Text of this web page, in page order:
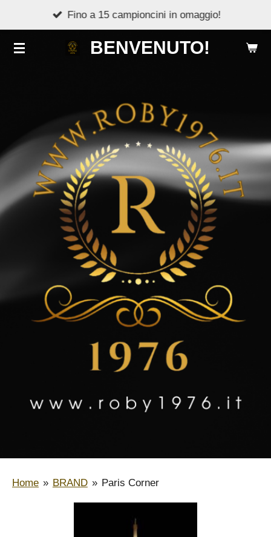
al
contenuto
BENVENUTO!
Fino a 15 campioncini in omaggio!
Home » BRAND » Paris Corner